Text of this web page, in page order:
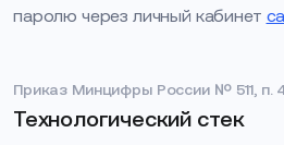
паролю через личный кабинет
Приказ Минцифры России № 511, п.
Технологический стек